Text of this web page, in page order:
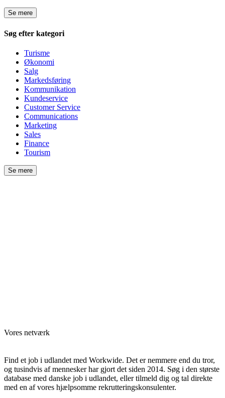
Se mere
Søg efter kategori
Turisme
Økonomi
Salg
Markedsføring
Kommunikation
Kundeservice
Customer Service
Communications
Marketing
Sales
Finance
Tourism
Se mere
Vores netværk
Find et job i udlandet med Workwide. Det er nemmere end du tror,
og tusindvis af mennesker har gjort det siden 2014. Søg i den største
database med danske job i udlandet, eller tilmeld dig og tal direkte
med en af vores hjælpsomme rekrutteringskonsulenter.